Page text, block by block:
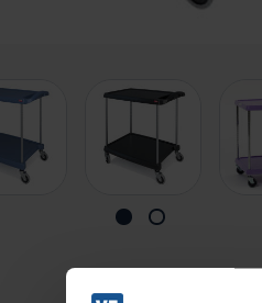
Ziekenhuizen en klinieken